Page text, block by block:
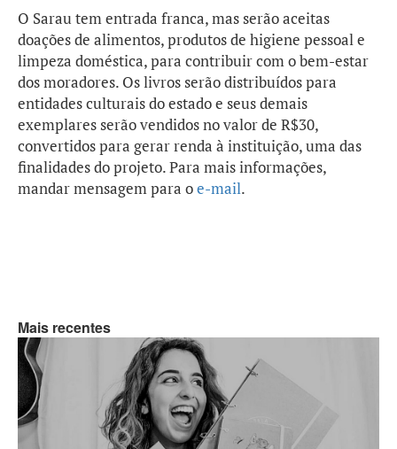
O Sarau tem entrada franca, mas serão aceitas
doações de alimentos, produtos de higiene pessoal e
limpeza doméstica, para contribuir com o bem-estar
dos moradores. Os livros serão distribuídos para
entidades culturais do estado e seus demais
exemplares serão vendidos no valor de R$30,
convertidos para gerar renda à instituição, uma das
finalidades do projeto. Para mais informações,
mandar mensagem para oe-mail.
Mais recentes